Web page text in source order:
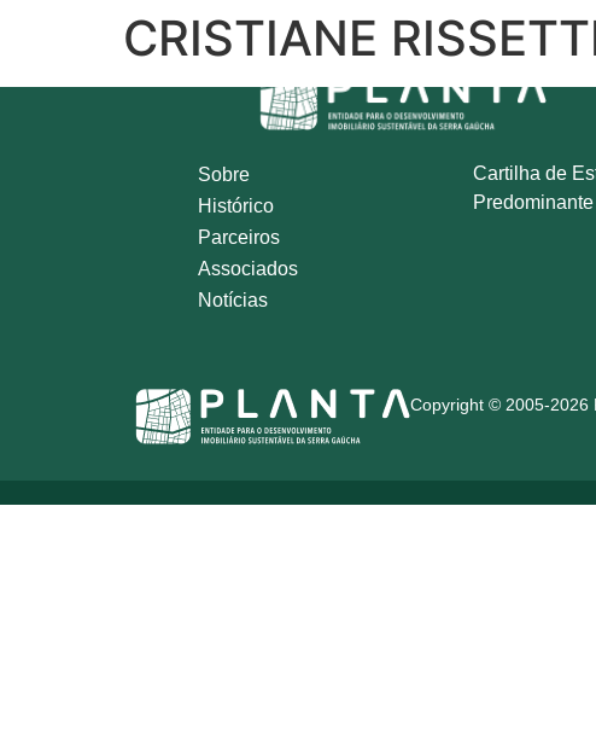
CRISTIANE
Sobre
Histórico
Parceiros
Associados
Notícias
Cartilha de
Copyright © 2005-2026